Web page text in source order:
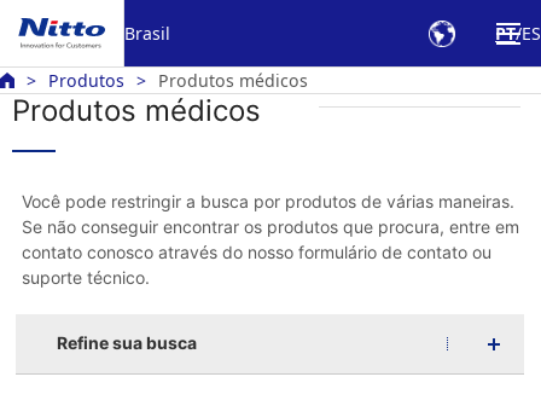
Brasil PT ES
Produtos Produtos médicos
Produtos médicos
Você pode restringir a busca por produtos de várias maneiras.
Se não conseguir encontrar os produtos que procura, entre em
contato conosco através do nosso formulário de contato ou
suporte técnico.
Refine sua busca